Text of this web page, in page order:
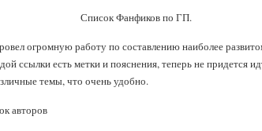
Список Фанфиков по ГП.
огромную работу по составлению наиболее
ссылки есть метки и пояснения, теперь не придется
темы, что очень удобно.
авторов